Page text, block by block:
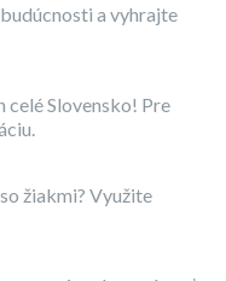
a vyhrajte
celé Slovensko! Pre
žiakmi? Využite